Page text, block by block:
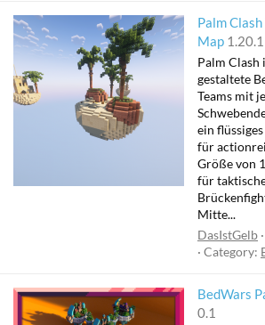
Palm
Map 1.20.1
Palm Clash
gestaltete
Teams mit
ein
für
Größe von
für
Mitte...
DasIstGelb
Category:
BedWars
0.1